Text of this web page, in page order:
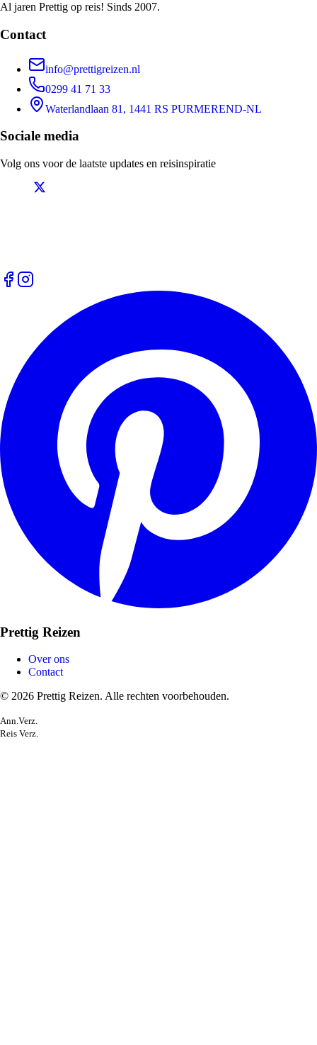
Al jaren Prettig op reis! Sinds 2007.
Contact
info@prettigreizen.nl
0299 41 71 33
Waterlandlaan 81, 1441 RS PURMEREND-NL
Sociale media
Volg ons voor de laatste updates en reisinspiratie
Prettig Reizen
Over ons
Contact
© 2026 Prettig Reizen. Alle rechten voorbehouden.
Ann.Verz.
Reis Verz.